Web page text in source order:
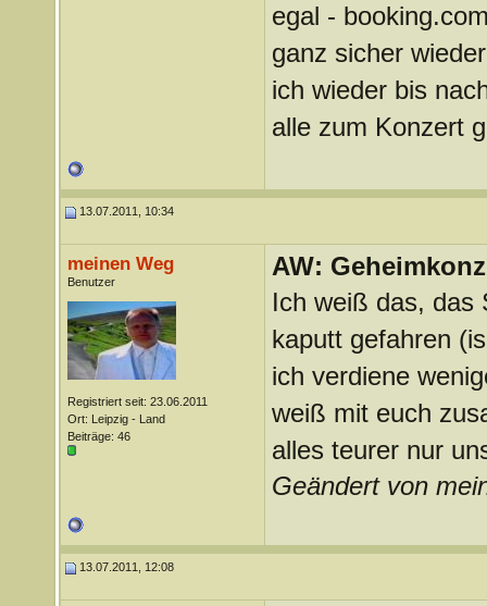
egal -
ganz sicher
ich wieder bis
alle zum Konzert
13.07.2011, 10:34
meinen Weg
Benutzer
Registriert seit: 23.06.2011
Ort: Leipzig - Land
Beiträge: 46
AW:
Ich weiß das, das
kaputt gefahren
ich verdiene
weiß mit euch
alles teurer nur
Geändert von
13.07.2011, 12:08